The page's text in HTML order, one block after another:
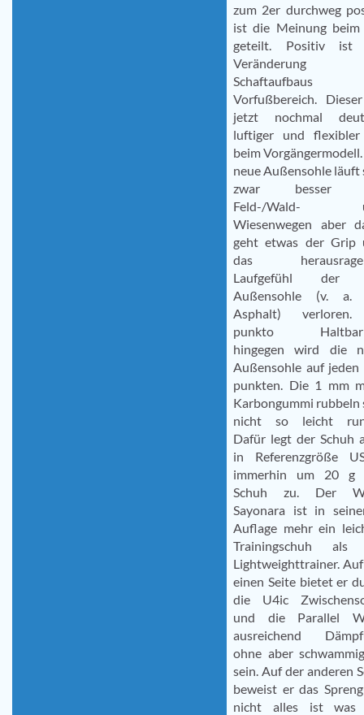
zum 2er durchweg
ist die Meinung beim
geteilt. Positiv ist
Veränderung
Schaftaufbaus
Vorfußbereich.
jetzt nochmal
luftiger und
beim
neue Außensohle läuft
zwar besser
Feld-/Wald-
Wiesenwegen aber
geht etwas der Grip
das
Laufgefühl der
Außensohle (v. a.
Asphalt)
punkto
hingegen wird die
Außensohle auf jeden
punkten. Die 1 mm
Karbongummi rubbeln
nicht so leicht
Dafür legt der Schuh
in Referenzgröße
immerhin um 20 g
Schuh zu. Der
Sayonara ist in
Auflage mehr ein
Trainingschuh als
Lightweighttrainer.
einen Seite bietet er
die U4ic
und die Parallel
ausreichend
ohne aber
sein. Auf der anderen
beweist er das
nicht alles ist was